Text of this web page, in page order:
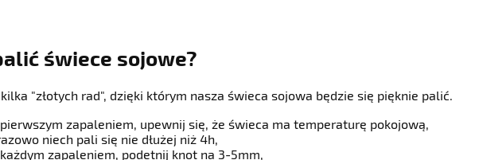
świece sojowe?
"złotych rad", dzięki którym nasza świeca sojowa będzie się pięknie palić.
zapaleniem, upewnij się, że świeca ma temperaturę pokojową,
niech pali się nie dłużej niż 4h,
zapaleniem, podetnij knot na 3-5mm,